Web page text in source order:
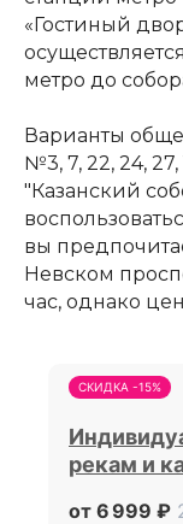
«Гостиный
метро до
Варианты
№3, 7, 22, 24,
"Казанский
вы
Невском
час, однако
СКИДКА -15%
рекам и
от 6 999 ₽